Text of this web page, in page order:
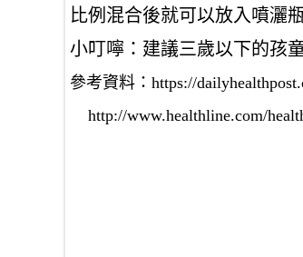
比例混合後就可以放入噴灑
小叮嚀：建議三歲以下的孩
參考資料：https://
http://www.healthline.com/